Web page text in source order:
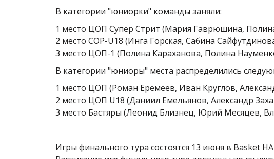
В категории "юниорки" команды заняли:
1 место ЦОП Супер Стрит (Мария Гаврюшина,
2 место COP-U18 (Инга Горская, Сабина
3 место ЦОП-1 (Полина Караханова, Полина
В категории "юниоры" места распределились
1 место ЦОП (Роман Еремеев, Иван Круглов,
2 место ЦОП U18 (Даниил Емельянов, Александр
3 место Бастяры (Леонид Близнец, Юрий Месяцев,
Игры финального тура состоятся 13 июня в Basket